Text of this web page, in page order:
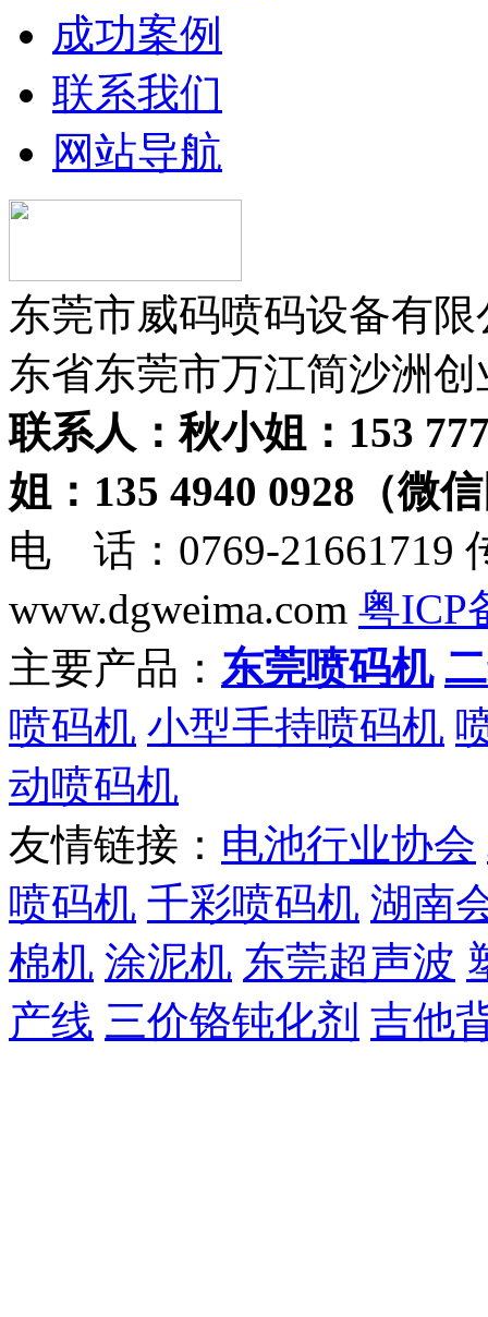
成功案例
联系我们
网站导航
东莞市威码喷码设备有
东省东莞市万江简沙洲
联系人：秋小姐：153
姐：135 4940 0928（微
电 话：0769-21661719
www.dgweima.com 粤ICP
主要产品： 东莞喷码机
喷码机 小型手持喷码机
动喷码机
友情链接： 电池行业协会
喷码机 千彩喷码机 湖南
棉机 涂泥机 东莞超声波
产线 三价铬钝化剂 吉他